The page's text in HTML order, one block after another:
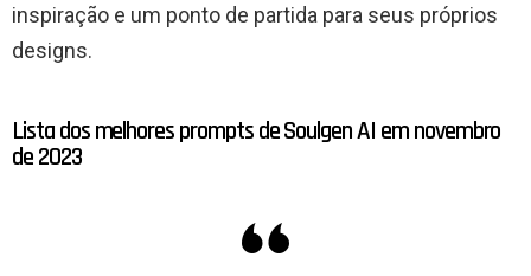
inspiração e um ponto de partida para seus próprios
designs.
Lista dos melhores prompts de Soulgen AI em novembro
de 2023